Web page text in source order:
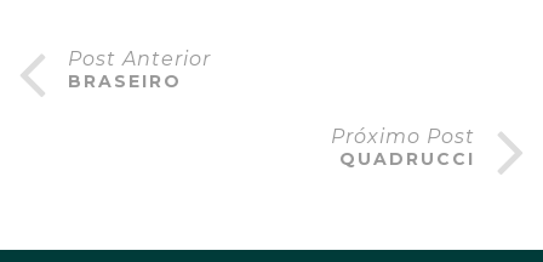
Post Anterior
BRASEIRO
Próximo Post
QUADRUCCI